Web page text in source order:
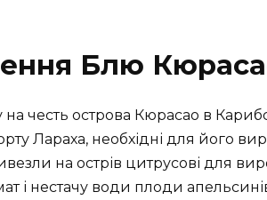
Блю
честь острова Кюрасао в
Лараха, необхідні для його
на острів цитрусові для
і нестачу води плоди